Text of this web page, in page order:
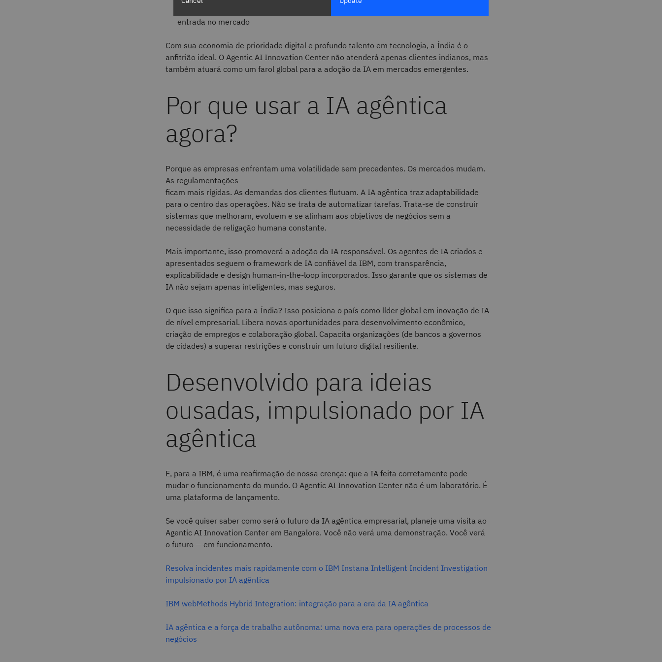
entrada no mercado
Com sua economia de prioridade digital e profundo talento em tecnologia, a Índia é o
anfitrião ideal. O Agentic AI Innovation Center não atenderá apenas clientes indianos, mas
também atuará como um farol global para a adoção da IA em mercados emergentes.
Por que usar a IA agêntica
agora?
Porque as empresas enfrentam uma volatilidade sem precedentes. Os mercados mudam.
As regulamentações
ficam mais rígidas. As demandas dos clientes flutuam. A IA agêntica traz adaptabilidade
para o centro das operações. Não se trata de automatizar tarefas. Trata-se de construir
sistemas que melhoram, evoluem e se alinham aos objetivos de negócios sem a
necessidade de religação humana constante.
Mais importante, isso promoverá a adoção da IA responsável. Os agentes de IA criados e
apresentados seguem o framework de IA confiável da IBM, com transparência,
explicabilidade e design human-in-the-loop incorporados. Isso garante que os sistemas de
IA não sejam apenas inteligentes, mas seguros.
O que isso significa para a Índia? Isso posiciona o país como líder global em inovação de IA
de nível empresarial. Libera novas oportunidades para desenvolvimento econômico,
criação de empregos e colaboração global. Capacita organizações (de bancos a governos
de cidades) a superar restrições e construir um futuro digital resiliente.
Desenvolvido para ideias
ousadas, impulsionado por IA
agêntica
E, para a IBM, é uma reafirmação de nossa crença: que a IA feita corretamente pode
mudar o funcionamento do mundo. O Agentic AI Innovation Center não é um laboratório. É
uma plataforma de lançamento.
Se você quiser saber como será o futuro da IA agêntica empresarial, planeje uma visita ao
Agentic AI Innovation Center em Bangalore. Você não verá uma demonstração. Você verá
o futuro — em funcionamento.
Resolva incidentes mais rapidamente com o IBM Instana Intelligent Incident Investigation
impulsionado por IA agêntica
IBM webMethods Hybrid Integration: integração para a era da IA agêntica
IA agêntica e a força de trabalho autônoma: uma nova era para operações de processos de
negócios